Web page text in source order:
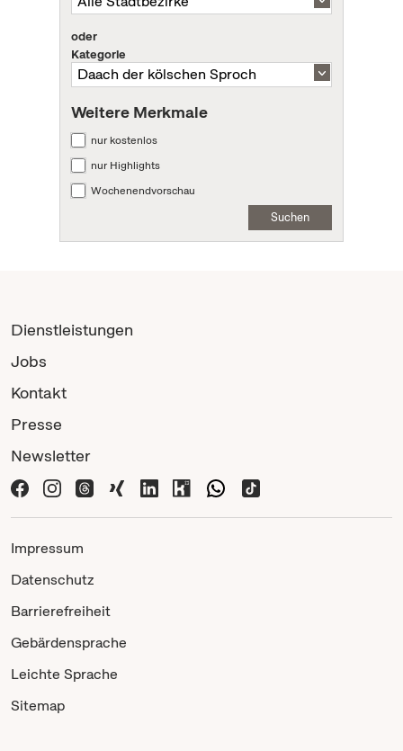
oder
Kategorie
Weitere Merkmale
nur kostenlos
nur Highlights
Wochenendvorschau
Suchen
Dienstleistungen
Jobs
Kontakt
Presse
Newsletter
Impressum
Datenschutz
Barrierefreiheit
Gebärdensprache
Leichte Sprache
Sitemap